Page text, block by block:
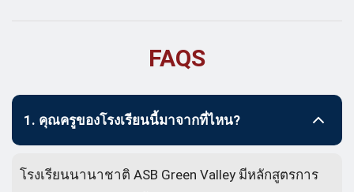
FAQS
1. คุณครูของโรงเรียนนี้มาจากที่ไหน?
โรงเรียนนานาชาติ ASB Green Valley มีหลักสูตรการ